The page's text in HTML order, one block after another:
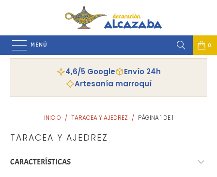
MENÚ 0
4,6/5 Google
Envío 24h
Artesanía marroquí
INICIO / TARACEA Y AJEDREZ / PÁGINA 1 DE 1
TARACEA Y AJEDREZ